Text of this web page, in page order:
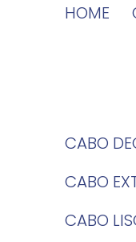
HOME
CABO
CABO
CABO